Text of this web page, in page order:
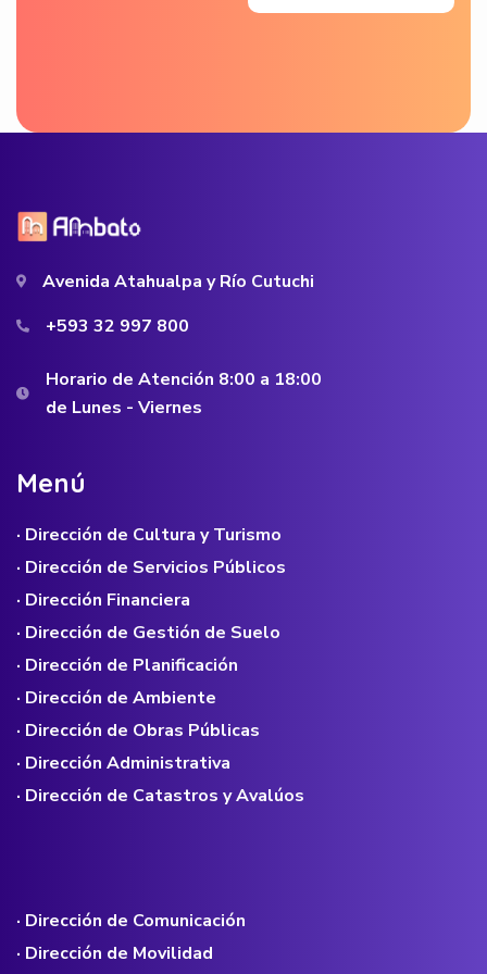
Avenida Atahualpa y Río Cutuchi
+593 32 997 800
Horario de Atención 8:00 a 18:00
de Lunes - Viernes
Menú
· Dirección de Cultura y Turismo
· Dirección de Servicios Públicos
· Dirección Financiera
· Dirección de Gestión de Suelo
· Dirección de Planificación
· Dirección de Ambiente
· Dirección de Obras Públicas
· Dirección Administrativa
· Dirección de Catastros y Avalúos
· Dirección de Comunicación
· Dirección de Movilidad